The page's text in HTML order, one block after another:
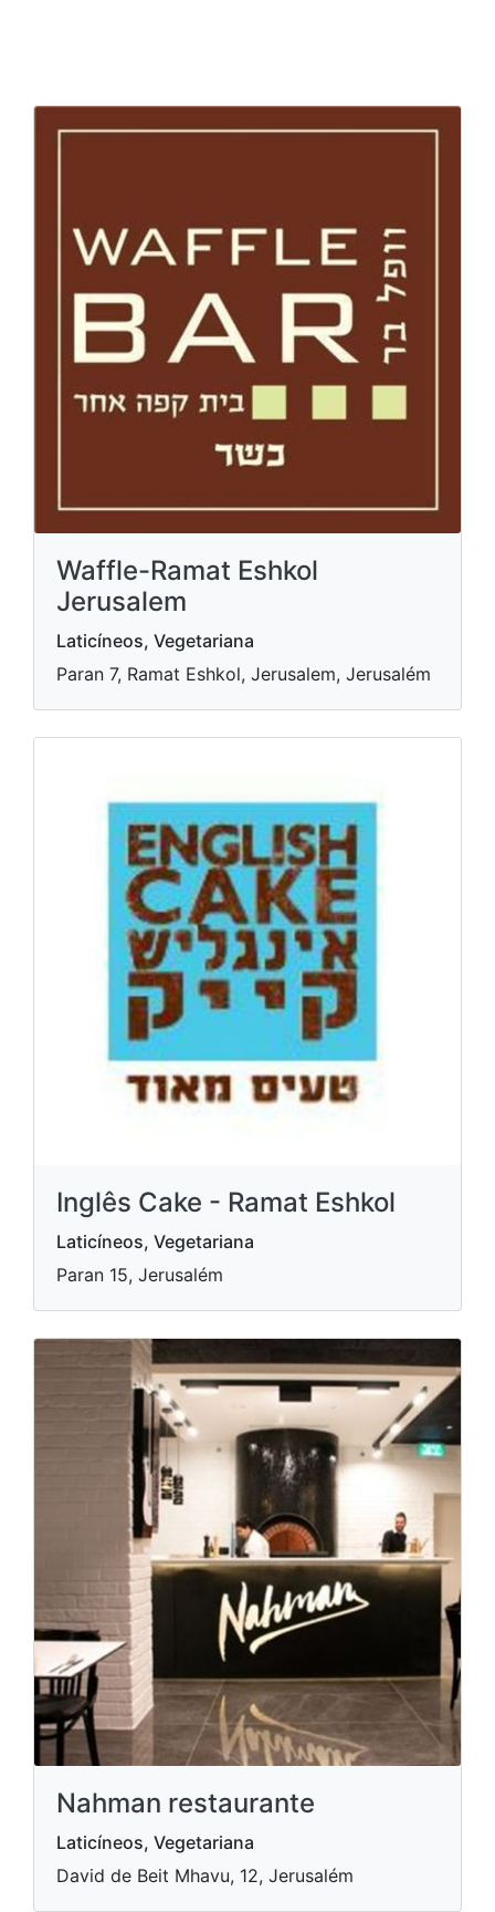
Waffle-Ramat Eshkol
Jerusalem
Laticíneos, Vegetariana
Paran 7, Ramat Eshkol, Jerusalem, Jerusalém
Inglês Cake - Ramat Eshkol
Laticíneos, Vegetariana
Paran 15, Jerusalém
Nahman restaurante
Laticíneos, Vegetariana
David de Beit Mhavu, 12, Jerusalém